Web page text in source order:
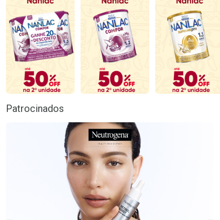
Patrocinados